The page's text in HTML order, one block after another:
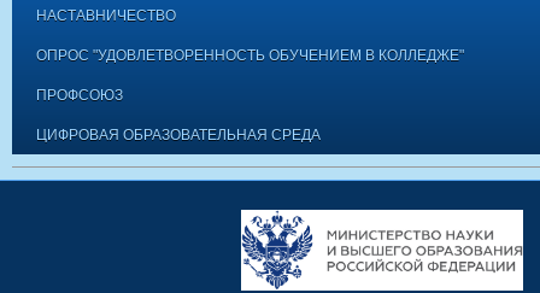
НАСТАВНИЧЕСТВО
ОПРОС "УДОВЛЕТВОРЕННОСТЬ ОБУЧЕНИЕМ В КОЛЛЕДЖЕ"
ПРОФСОЮЗ
ЦИФРОВАЯ ОБРАЗОВАТЕЛЬНАЯ СРЕДА